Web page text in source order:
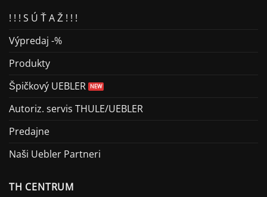
! ! ! S Ú Ť A Ž ! ! !
Výpredaj -%
Produkty
Špičkový UEBLER
Autoriz. servis THULE/UEBLER
Predajne
Naši Uebler Partneri
TH CENTRUM